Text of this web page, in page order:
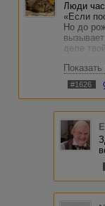
Люди
«Если
Но до
деле
И тут
всё
сирена в
Поэтому
Ты
после
#1626